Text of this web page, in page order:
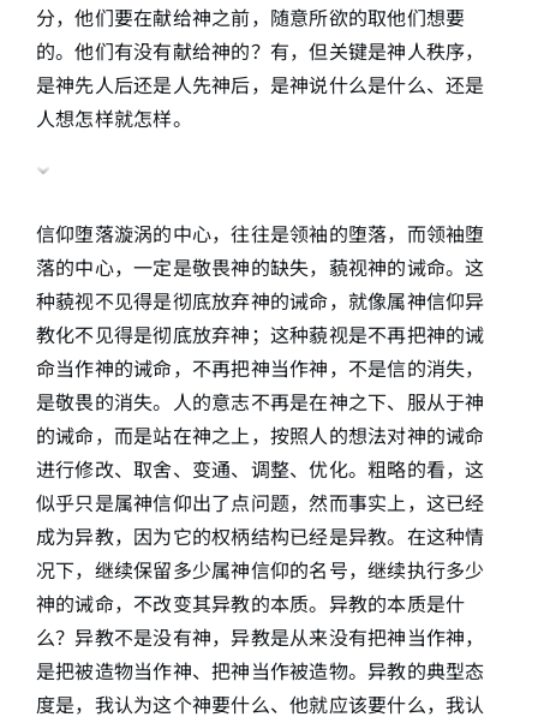
分，他们要在献给神之前，随意所欲的取他们想要
的。他们有没有献给神的？有，但关键是神人秩序，
是神先人后还是人先神后，是神说什么是什么、还是
人想怎样就怎样。
信仰堕落漩涡的中心，往往是领袖的堕落，而领袖堕
落的中心，一定是敬畏神的缺失，藐视神的诫命。这
种藐视不见得是彻底放弃神的诫命，就像属神信仰异
教化不见得是彻底放弃神；这种藐视是不再把神的诫
命当作神的诫命，不再把神当作神，不是信的消失，
是敬畏的消失。人的意志不再是在神之下、服从于神
的诫命，而是站在神之上，按照人的想法对神的诫命
进行修改、取舍、变通、调整、优化。粗略的看，这
似乎只是属神信仰出了点问题，然而事实上，这已经
成为异教，因为它的权柄结构已经是异教。在这种情
况下，继续保留多少属神信仰的名号，继续执行多少
神的诫命，不改变其异教的本质。异教的本质是什
么？异教不是没有神，异教是从来没有把神当作神，
是把被造物当作神、把神当作被造物。异教的典型态
度是，我认为这个神要什么、他就应该要什么，我认